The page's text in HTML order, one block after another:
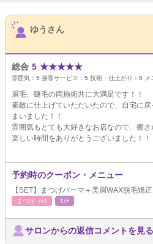
サロンPick Up
ゆうさん
総合 5 ★★★★★
雰囲気： 5 接客サービス： 5 技術・仕上がり： 5 メ
眉毛、睫毛の両施術共に大満足です！！
素敵に仕上げていただいたので、自宅に
まいました！！
雰囲気もとても大好きなお店なので、癒さ
楽しい時間をありがとうございました！！
予約時のクーポン・メニュー
【SET】まつげパーマ＋美眉WAX脱毛矯正
まつげ･ﾒｲｸ ｴｽﾃ
サロンからの返信コメントを見る